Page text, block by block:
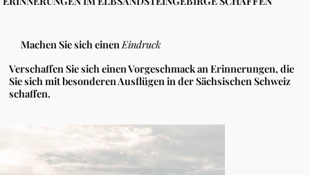
Machen Sie sich einen Eindruck
Verschaffen Sie sich einen Vorgeschmack an Erinnerungen, die
Sie sich mit besonderen Ausflügen in der Sächsischen Schweiz
schaffen.